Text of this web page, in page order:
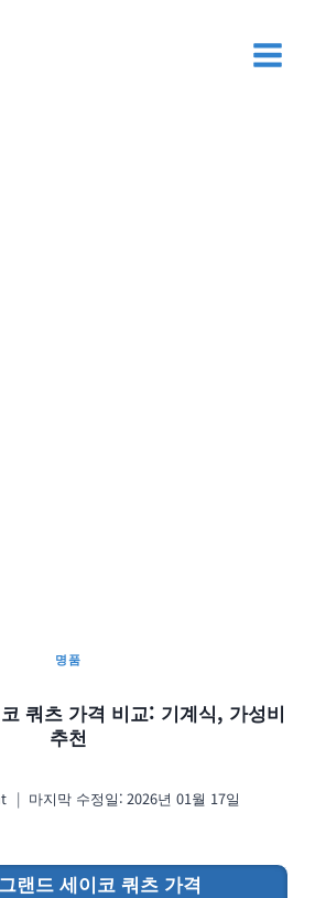
명품
쿼츠 가격 비교: 기계식, 가성비
추천
마지막 수정일: 2026년 01월 17일
랜드 세이코 쿼츠 가격